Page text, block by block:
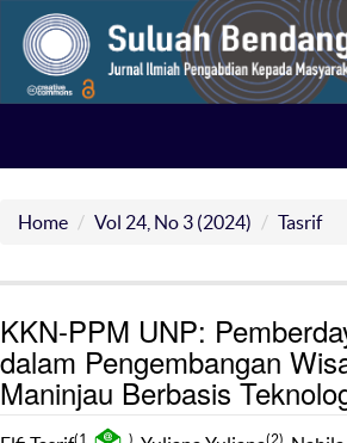
Home Vol 24, No 3 (2024) Tasrif
KKN-PPM UNP:
dalam Pengembangan
Maninjau Berbasis
(1 ) (2)